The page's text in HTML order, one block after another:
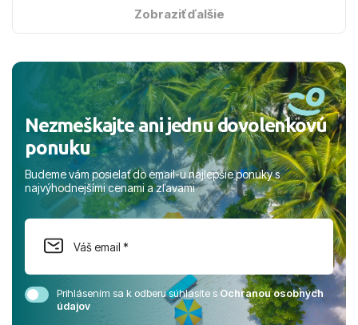
s hviezdičkou. ​Už teraz sa tešíme, kam s nami vyrazíte
Zobraziť ďalšie
Nezmeškajte ani jednu dovolenkovú
ponuku
Budeme vám posielať do email-u najlepšie ponuky s
najvýhodnejšími cenami a zľavami
Prihlásením sa k odberu súhlasíte sOchranou osobných
údajov